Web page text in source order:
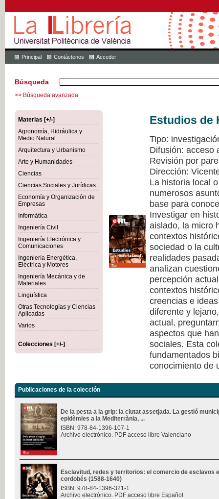
Principal Contáctenos Acceder
Búsqueda
>> Búsqueda avanzada
Materias [+/-]
Agronomía, Hidráulica y
Medio Natural
Arquitectura y Urbanismo
Arte y Humanidades
Ciencias
Ciencias Sociales y Jurídicas
Economía y Organización de
Empresas
Informática
Ingeniería Civil
Ingeniería Electrónica y
Comunicaciones
Ingeniería Energética,
Eléctrica y Motores
Ingeniería Mecánica y de
Materiales
Lingüística
Otras Tecnologías y Ciencias
Aplicadas
Varios
Colecciones [+/-]
Estudios de
Tipo:
Difusión: acceso
Revisión por
Dirección:
La historia local
numerosos
base para
Investigar en
aislado, la micro
contextos
sociedad o la
realidades
analizan
percepción
contextos
creencias e
diferente y
actual,
aspectos que
sociales. Esta
fundamentados
conocimiento de
Publicaciones de la colección
De la pesta a la grip: la ciutat assetjada. La gestió
epidèmies a la Mediterrània, ...
ISBN: 978-84-1396-107-1
Archivo electrónico. PDF acceso libre Valenciano
Esclavitud, redes y territorios: el comercio de esclavos
cordobés (1588-1640)
ISBN: 978-84-1396-321-1
Archivo electrónico. PDF acceso libre Español